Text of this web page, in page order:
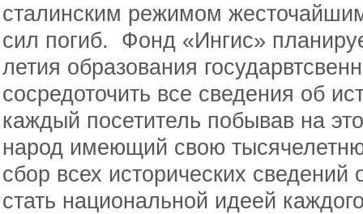
сталинским режимом
сил погиб. Фонд «Ингис»
летия образования
сосредоточить все сведения об
каждый посетитель побывав на
народ имеющий свою
сбор всех исторических
стать национальной идеей